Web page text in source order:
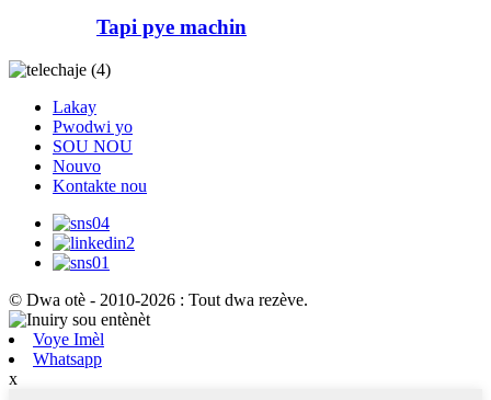
Tapi pye machin
Lakay
Pwodwi yo
SOU NOU
Nouvo
Kontakte nou
© Dwa otè - 2010-2026 : Tout dwa rezève.
Voye Imèl
Whatsapp
x